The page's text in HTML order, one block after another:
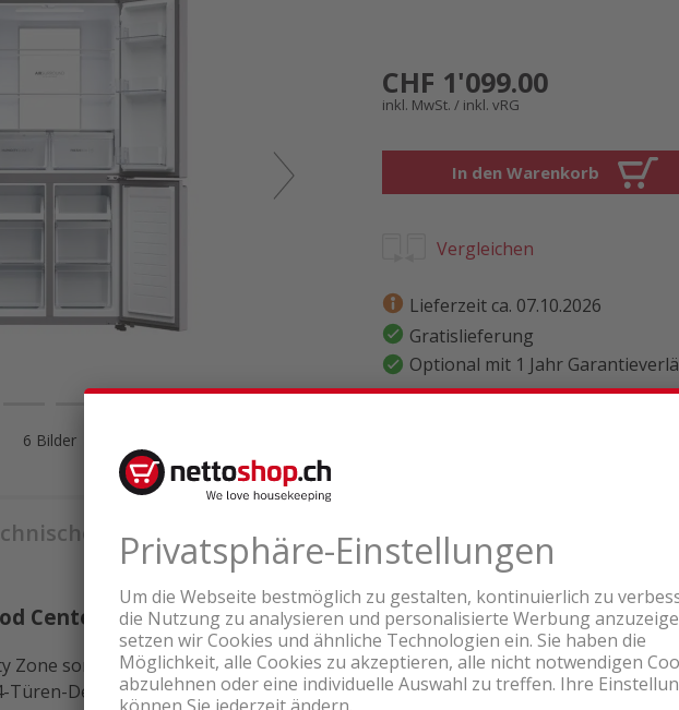
6 Bilder
CHF 1'099.00
inkl. MwSt. / inkl. vRG
In den Warenkorb
Vergleichen
Lieferzeit ca. 07.10.2026
Gratislieferung
Optional mit 1 Jahr
Daten Produktbewertungen
Center Platinum
Zone sorgt für optimale Lagerbedingungen.
Türen-Design mit 467 Litern Gesamtkapazität.